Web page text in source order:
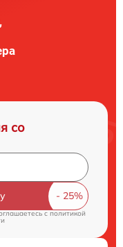
со
c политикой